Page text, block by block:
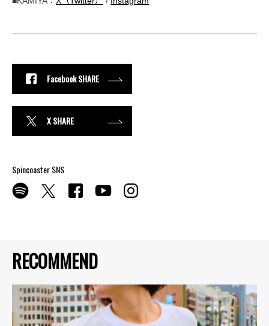
RECOMMEND
Facebook SHARE
X SHARE
Spincoaster SNS